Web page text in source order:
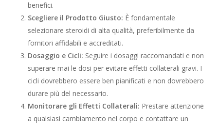
benefici.
Scegliere il Prodotto Giusto: È fondamentale
selezionare steroidi di alta qualità, preferibilmente da
fornitori affidabili e accreditati.
Dosaggio e Cicli: Seguire i dosaggi raccomandati e non
superare mai le dosi per evitare effetti collaterali gravi. I
cicli dovrebbero essere ben pianificati e non dovrebbero
durare più del necessario.
Monitorare gli Effetti Collaterali: Prestare attenzione
a qualsiasi cambiamento nel corpo e contattare un